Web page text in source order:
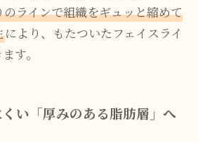
のラインで組織をギュッと縮めて
により、もたついたフェイスライ
す。
い「厚みのある脂肪層」へ